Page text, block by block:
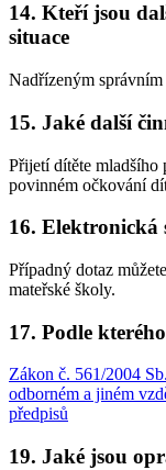
14. Kteří jsou
situace
Nadřízeným
15. Jaké další
Přijetí dítěte mladšího
povinném očkování
16. Elektronická
Případný dotaz
mateřské školy.
17. Podle
Zákon č. 561/2004
odborném a jiném
předpisů
19. Jaké jsou